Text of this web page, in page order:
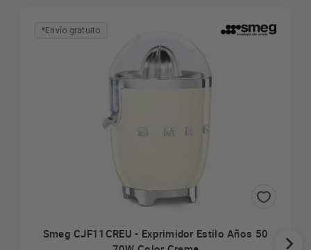
*Envío gratuito
Smeg CJF11CREU - Exprimidor Estilo Años 50